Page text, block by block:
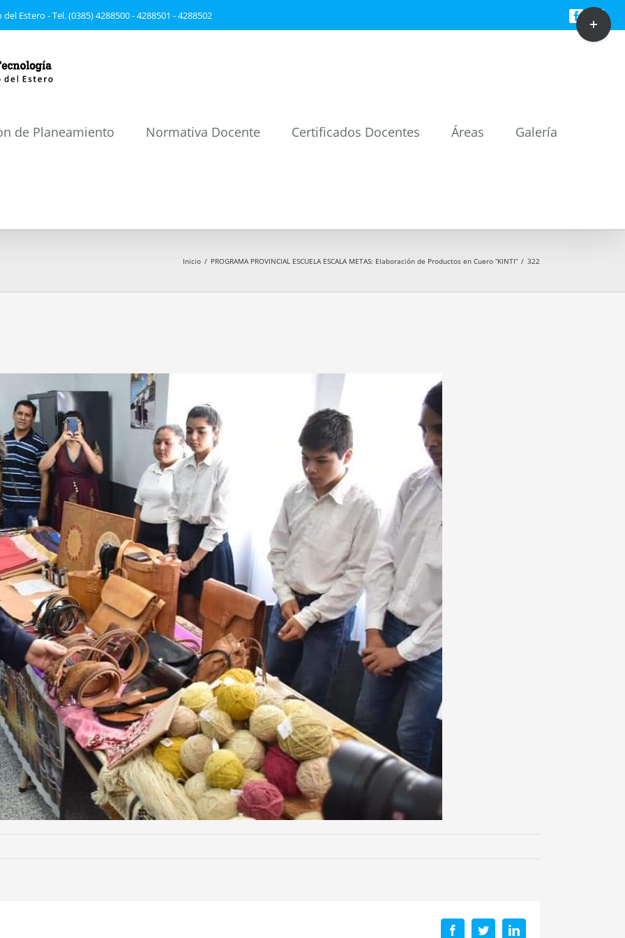
Estero - Tel. (0385) 4288500 - 4288501 - 4288502 Facebook
de Planeamiento Normativa Docente Certificados Docentes Áreas Galería
Inicio / PROGRAMA PROVINCIAL ESCUELA ESCALA METAS: Elaboración de Productos en Cuero “KINTI” / 322
FacebookTwitterLinkedIn
Toggle
Sliding